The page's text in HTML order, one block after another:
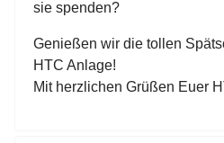
sie spenden?
Genießen wir die tollen
HTC Anlage!
Mit herzlichen Grüßen Euer